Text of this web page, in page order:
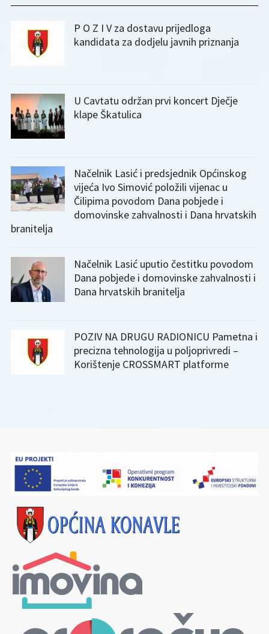
P O Z I V za dostavu prijedloga
kandidata za dodjelu javnih priznanja
U Cavtatu održan prvi koncert Dječje
klape Škatulica
Načelnik Lasić i predsjednik Općinskog
vijeća Ivo Simović položili vijenac u
Čilipima povodom Dana pobjede i
domovinske zahvalnosti i Dana hrvatskih
branitelja
Načelnik Lasić uputio čestitku povodom
Dana pobjede i domovinske zahvalnosti i
Dana hrvatskih branitelja
POZIV NA DRUGU RADIONICU Pametna i
precizna tehnologija u poljoprivredi –
Korištenje CROSSMART platforme